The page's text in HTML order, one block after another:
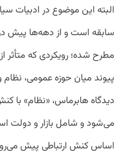
البته این موضوع در ادبیات
سابقه است و از دهه‌ها پیش در
مطرح شده؛ رویکردی که متأثر
پیوند میان حوزه عمومی،
دیدگاه هابرماس، «نظام» با
می‌شود و شامل بازار و دولت
اساس کنش ارتباطی پیش